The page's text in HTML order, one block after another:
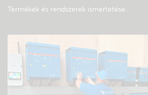
Termékek és rendszerek ismertetése.